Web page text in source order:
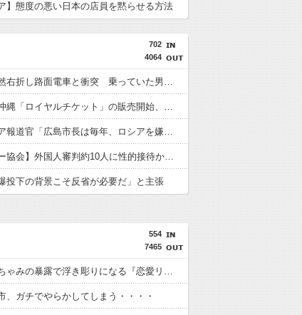
】態度の悪い日本の店員を黙らせる方法
702
4064
【鹿児島】突然右折し路面電車と衝突 乗っていた男女3人は車を放置しダッシュで逃走中
ジャングリア沖縄「ロイヤルチケット」の販売開始、大人29,700円にｗｗｗｗｗｗｗｗｗ
【悲報】ロシア報道官「広島市長は毎年、ロシアを嫌悪する『偽りの呪文』を繰り返し、日本人をゾンビ化させている」と主張
【韓国サッカー協会】外国人審判約10人に性的接待か 計1496回、約2億ウォン（約2200万円）
投下の背景こそ反省が必要だ」と主張
554
7465
【悲報】ゆうちゃみの暴露で浮き彫りになる『恋愛リアリティー番組』の裏側がヤバイ・・・・・
、ガチでやらかしてしまう・・・・